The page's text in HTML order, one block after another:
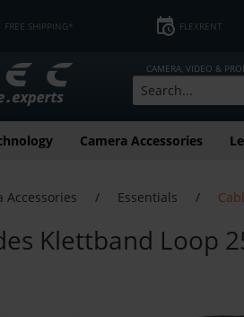
FREE SHIPPING* FLEXRENT
CAMERA, VIDEO &
Camera Accessories
Accessories / Essentials /
Klettband Loop